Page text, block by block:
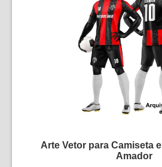
Arte Vetor para Camiseta
Amador